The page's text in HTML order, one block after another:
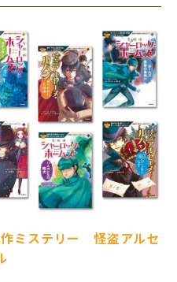
ミステリー 怪盗アルセ